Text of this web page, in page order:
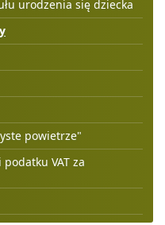
urodzenia się dziecka
powietrze"
VAT za